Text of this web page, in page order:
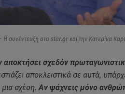
συνέντευξη στο star.gr και την Κατερίνα
σχεδόν
αποκλειστικά σε αυτά,
μια σχέση.Αν ψάχνεις μόνο